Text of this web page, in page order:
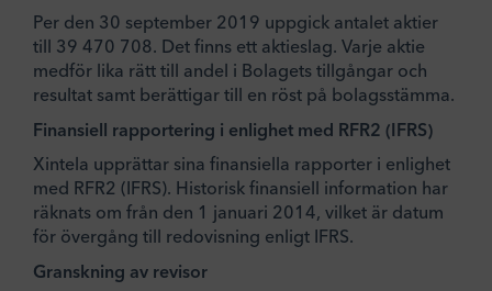
Per den 30 september 2019 uppgick antalet aktier
till 39 470 708. Det finns ett aktieslag. Varje aktie
medför lika rätt till andel i Bolagets tillgångar och
resultat samt berättigar till en röst på bolagsstämma.
Finansiell rapportering i enlighet med RFR2 (IFRS)
Xintela upprättar sina finansiella rapporter i enlighet
med RFR2 (IFRS). Historisk finansiell information har
räknats om från den 1 januari 2014, vilket är datum
för övergång till redovisning enligt IFRS.
Granskning av revisor